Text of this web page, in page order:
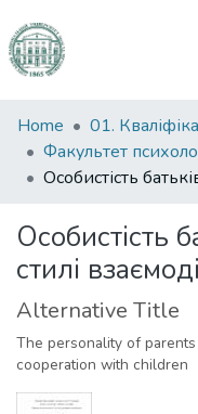
Communities
&
Collections
Statistics
Home
Особистість
стилі
Alternative Title
The personality of
cooperation with children